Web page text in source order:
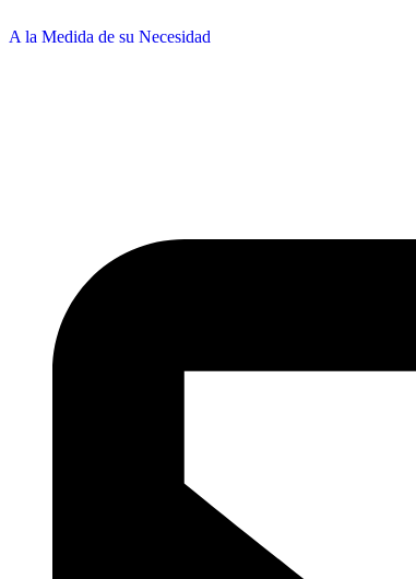
A la Medida de su Necesidad